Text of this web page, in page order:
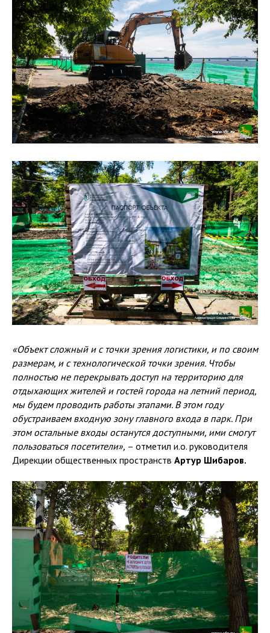
«Объект сложный и с точки зрения логистики, и по своим
размерам, и с технологической точки зрения. Чтобы
полностью не перекрывать доступ на территорию для
отдыхающих жителей и гостей города на летний период,
мы будем проводить работы этапами. В этом году
обустраиваем входную зону главного входа в парк. При
этом остальные входы останутся доступными, ими смогут
пользоваться посетители», – отметил и.о. руководителя
Дирекции общественных пространств Артур Шибаров.